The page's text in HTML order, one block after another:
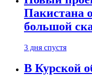
Пакистана
большой
3 дня спустя
В Курской